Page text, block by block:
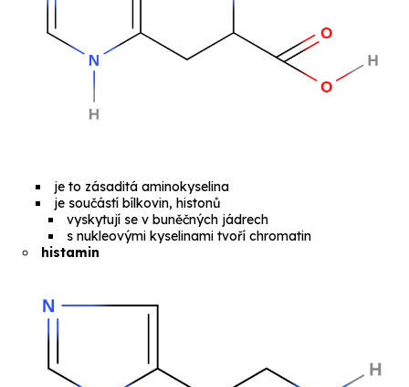
je to zásaditá aminokyselina
je součástí bílkovin,histonů
vyskytují se v buněčných jádrech
s nukleovými kyselinami tvoříchromatin
histamin